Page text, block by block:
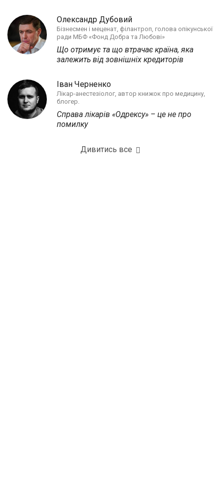
Олександр Дубовий
Бізнесмен і меценат, філантроп, голова опікунської
ради МБФ «Фонд Добра та Любові»
Що отримує та що втрачає країна, яка
залежить від зовнішніх кредиторів
Іван Черненко
Лікар-анестезіолог, автор книжок про медицину,
блогер.
Справа лікарів «Одрексу» – це не про
помилку
Дивитись все